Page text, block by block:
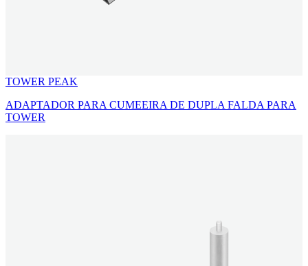
TOWER PEAK
ADAPTADOR PARA CUMEEIRA DE DUPLA FALDA PARA
TOWER